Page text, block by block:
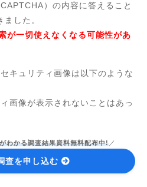
）の内容に答えること
した。
が一切使えなくなる可能性があ
キュリティ画像は以下のような
画像が表示されないことはあっ
わかる調査結果資料無料配布中!／
査を申し込む